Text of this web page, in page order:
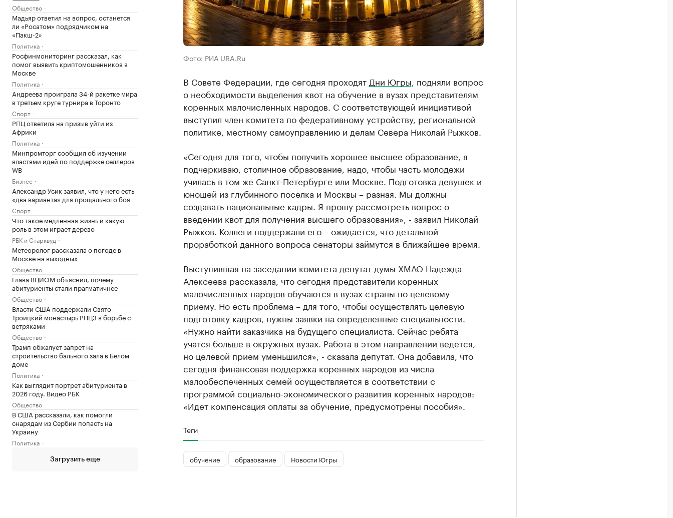
Общество
Мадьяр ответил на вопрос, останется
ли «Росатом» подрядчиком на
«Пакш-2»
Политика
Росфинмониторинг рассказал, как
помог выявить криптомошенников в
Москве
Политика
Андреева проиграла 34-й ракетке мира
в третьем круге турнира в Торонто
Спорт
РПЦ ответила на призыв уйти из
Африки
Политика
Минпромторг сообщил об изучении
властями идей по поддержке селлеров
WB
Бизнес
Александр Усик заявил, что у него есть
«два варианта» для прощального боя
Спорт
Что такое медленная жизнь и какую
роль в этом играет дерево
РБК и Старквуд
Метеоролог рассказала о погоде в
Москве на выходных
Общество
Глава ВЦИОМ объяснил, почему
абитуриенты стали прагматичнее
Общество
Власти США поддержали Свято-
Троицкий монастырь РПЦЗ в борьбе с
ветряками
Общество
Трамп обжалует запрет на
строительство бального зала в Белом
доме
Политика
Как выглядит портрет абитуриента в
2026 году. Видео РБК
Общество
В США рассказали, как помогли
снарядам из Сербии попасть на
Украину
Политика
Загрузить еще
Фото: РИА URA.Ru
В Совете Федерации, где сегодня проходят Дни Югры , подняли вопрос
о необходимости выделения квот на обучение в вузах представителям
коренных малочисленных народов. С соответствующей инициативой
выступил член комитета по федеративному устройству, региональной
политике, местному самоуправлению и делам Севера Николай Рыжков.
«Сегодня для того, чтобы получить хорошее высшее образование, я
подчеркиваю, столичное образование, надо, чтобы часть молодежи
училась в том же Санкт-Петербурге или Москве. Подготовка девушек и
юношей из глубинного поселка и Москвы – разная. Мы должны
создавать национальные кадры. Я прошу рассмотреть вопрос о
введении квот для получения высшего образования», - заявил Николай
Рыжков. Коллеги поддержали его – ожидается, что детальной
проработкой данного вопроса сенаторы займутся в ближайшее время.
Выступившая на заседании комитета депутат думы ХМАО Надежда
Алексеева рассказала, что сегодня представители коренных
малочисленных народов обучаются в вузах страны по целевому
приему. Но есть проблема – для того, чтобы осуществлять целевую
подготовку кадров, нужны заявки на определенные специальности.
«Нужно найти заказчика на будущего специалиста. Сейчас ребята
учатся больше в окружных вузах. Работа в этом направлении ведется,
но целевой прием уменьшился», - сказала депутат. Она добавила, что
сегодня финансовая поддержка коренных народов из числа
малообеспеченных семей осуществляется в соответствии с
программой социально-экономического развития коренных народов:
«Идет компенсация оплаты за обучение, предусмотрены пособия».
Теги
обучение образование Новости Югры